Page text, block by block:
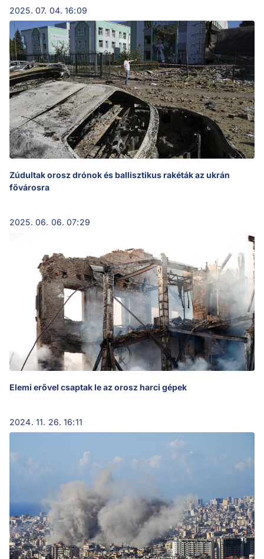
2025. 07. 04. 16:09
Zúdultak orosz drónok és ballisztikus rakéták az ukrán
fővárosra
2025. 06. 06. 07:29
Elemi erővel csaptak le az orosz harci gépek
2024. 11. 26. 16:11